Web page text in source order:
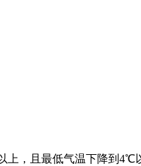
，且最低气温下降到4℃